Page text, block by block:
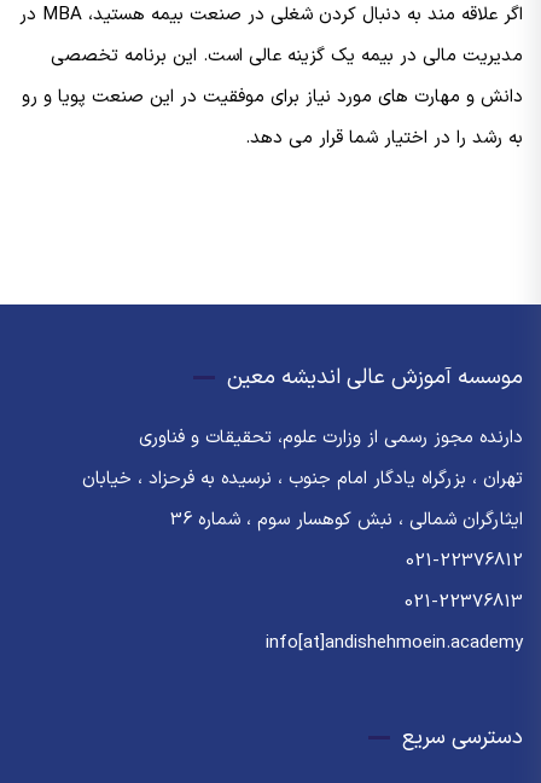
اگر علاقه مند به دنبال کردن شغلی در صنعت بیمه هستید، MBA در
مدیریت مالی در بیمه یک گزینه عالی است. این برنامه تخصصی
دانش و مهارت های مورد نیاز برای موفقیت در این صنعت پویا و رو
به رشد را در اختیار شما قرار می دهد.
موسسه آموزش عالی اندیشه معین
دارنده مجوز رسمی از وزارت علوم، تحقیقات و فناوری
تهران ، بزرگراه یادگار امام جنوب ، نرسیده به فرحزاد ، خیابان
ایثارگران شمالی ، نبش کوهسار سوم ، شماره 36
021-22376812
021-22376813
info[at]andishehmoein.academy
دسترسی سریع